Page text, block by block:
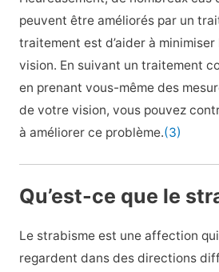
peuvent être améliorés par un
traitement est d’aider à
vision. En suivant un traitement
en prenant vous-même des
de votre vision, vous pouvez
à améliorer ce problème.(3)
Qu’est-ce que le
Le strabisme est une affection
regardent dans des directions